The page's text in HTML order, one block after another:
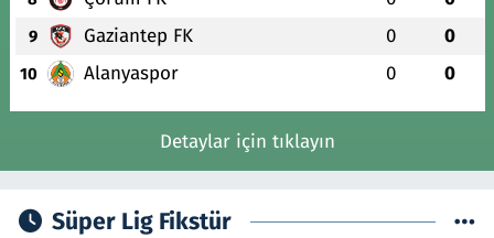
9 Gaziantep FK 0 0
10 Alanyaspor 0 0
Detaylar için tıklayın
Süper Lig Fikstür